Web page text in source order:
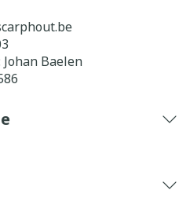
Johan Baelen